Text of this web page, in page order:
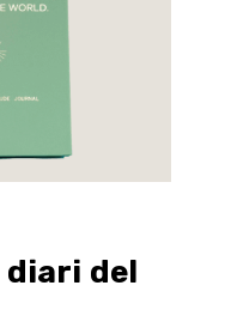
diari del